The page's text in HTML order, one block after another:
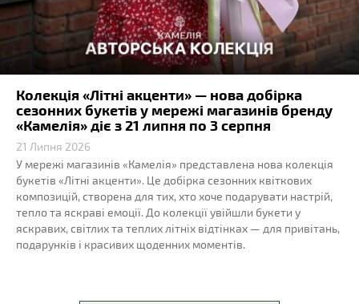
Колекція «Літні акценти» — нова добірка
сезонних букетів у мережі магазинів бренду
«Камелія» діє з 21 липня по 3 серпня
21 Липня 2026
У мережі магазинів «Камелія» представлена нова колекція
букетів «Літні акценти». Це добірка сезонних квіткових
композицій, створена для тих, хто хоче подарувати настрій,
тепло та яскраві емоції. До колекції увійшли букети у
яскравих, світлих та теплих літніх відтінках — для привітань,
подарунків і красивих щоденних моментів.